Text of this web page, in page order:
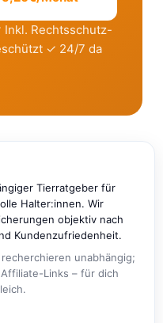
Rechtsschutz-
✓ 24/7 da
Tierratgeber für
Halter:innen. Wir
objektiv nach
Kundenzufriedenheit.
unabhängig;
Links – für dich